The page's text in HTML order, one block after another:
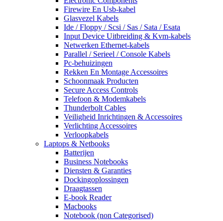
Firewire En Usb-kabel
Glasvezel Kabels
Ide / Floppy / Scsi / Sas / Sata / Esata
Input Device Uitbreiding & Kvm-kabels
Netwerken Ethernet-kabels
Parallel / Serieel / Console Kabels
Pc-behuizingen
Rekken En Montage Accessoires
Schoonmaak Producten
Secure Access Controls
Telefoon & Modemkabels
Thunderbolt Cables
Veiligheid Inrichtingen & Accessoires
Verlichting Accessoires
Verloopkabels
Laptops & Netbooks
Batterijen
Business Notebooks
Diensten & Garanties
Dockingoplossingen
Draagtassen
E-book Reader
Macbooks
Notebook (non Categorised)